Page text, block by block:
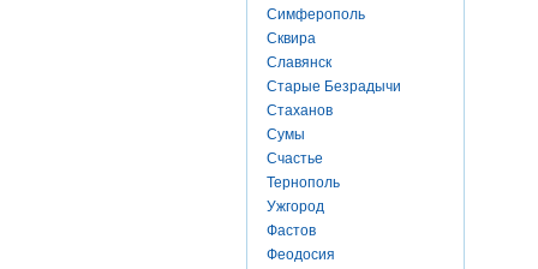
Симферополь
Сквира
Славянск
Старые Безрадычи
Стаханов
Сумы
Счастье
Тернополь
Ужгород
Фастов
Феодосия